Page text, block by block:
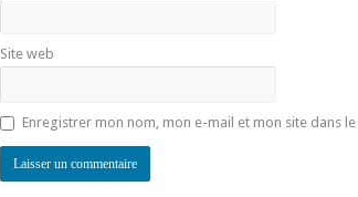
Site web
Enregistrer mon nom, mon e-mail et mon site dans